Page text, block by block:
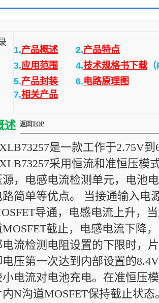
1.产品概述 2.产品特点
3.应用范围 4.技术规格书下载
5.产品封装 6.电路原理图
7.相关产品
述 返回TOP
是一款工作于2.75V
采用恒流和准恒压模
源，电感电流检测单元，电池
路简单等优点。 当接通输入电
导通，电感电流上升，
MOSFET截止，电感电流下降
电流检测电阻设置的下限时，
电压第一次达到内部设置的
小电流对电池充电。在准恒压
内N沟道MOSFET保持截止状